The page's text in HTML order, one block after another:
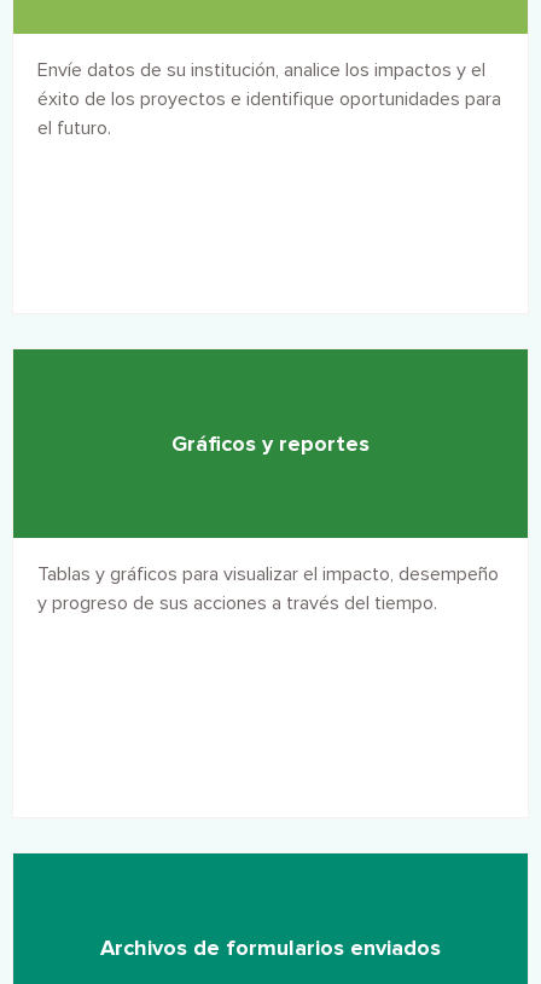
Envíe datos de su institución, analice los impactos y el
éxito de los proyectos e identifique oportunidades para
el futuro.
Gráficos y reportes
Tablas y gráficos para visualizar el impacto, desempeño
y progreso de sus acciones a través del tiempo.
Archivos de formularios enviados